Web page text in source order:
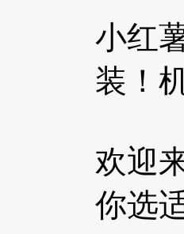
小红
装！
欢迎
你选